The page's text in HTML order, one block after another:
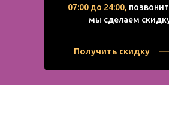
07:00 до 24:00,
мы сделаем
Получить скидку